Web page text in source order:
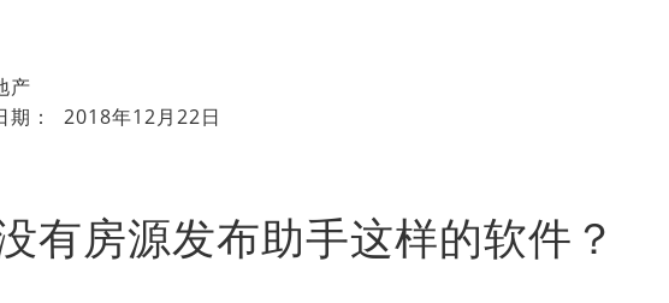
产
期： 2018年12月22日
有房源发布助手这样的软件？